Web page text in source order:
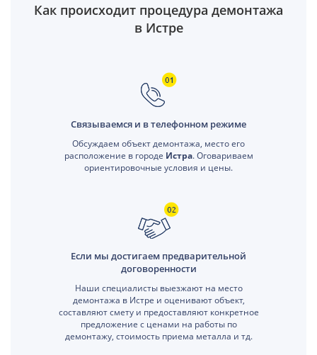
Как происходит процедура демонтажа
в Истре
Связываемся и в телефонном режиме
Обсуждаем объект демонтажа, место его
расположение в городе Истра. Оговариваем
ориентировочные условия и цены.
Если мы достигаем предварительной
договоренности
Наши специалисты выезжают на место
демонтажа в Истре и оценивают объект,
составляют смету и предоставляют конкретное
предложение с ценами на работы по
демонтажу, стоимость приема металла и тд.